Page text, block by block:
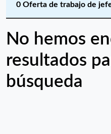
0 Oferta de trabajo de
No hemos
resultados
búsqueda